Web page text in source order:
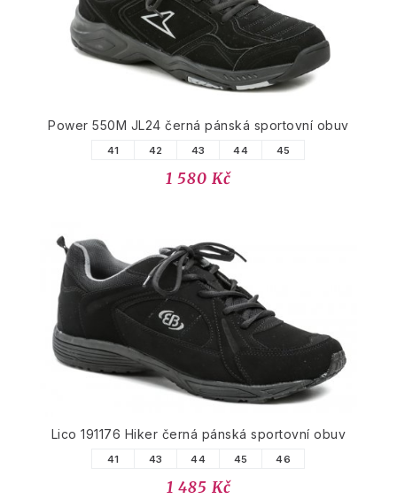
Power 550M JL24 černá pánská sportovní obuv
41 42 43 44 45
1 580 Kč
Lico 191176 Hiker černá pánská sportovní obuv
41 43 44 45 46
1 485 Kč